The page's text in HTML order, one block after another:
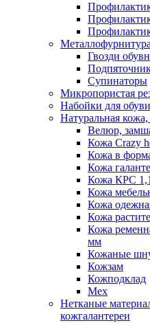
Гвозди
Супинаторы
Микропористая
Набойки для обуви
Натуральная
Велюр,
Кожа Crazy
Кожа в
Кожа
Кожа КРС
Кожа
Кожа
Кожа
Кожа
мм
Кожаные
Кожзам
Кожподклад
Мех
Нетканые
кожгалантереи